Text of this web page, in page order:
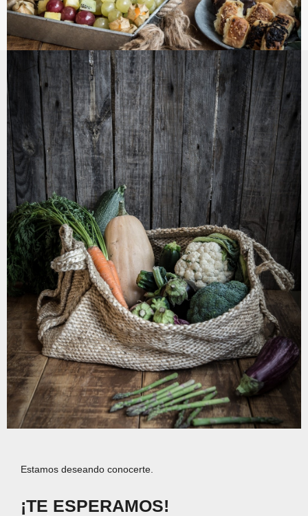
Estamos deseando conocerte.
¡TE ESPERAMOS!